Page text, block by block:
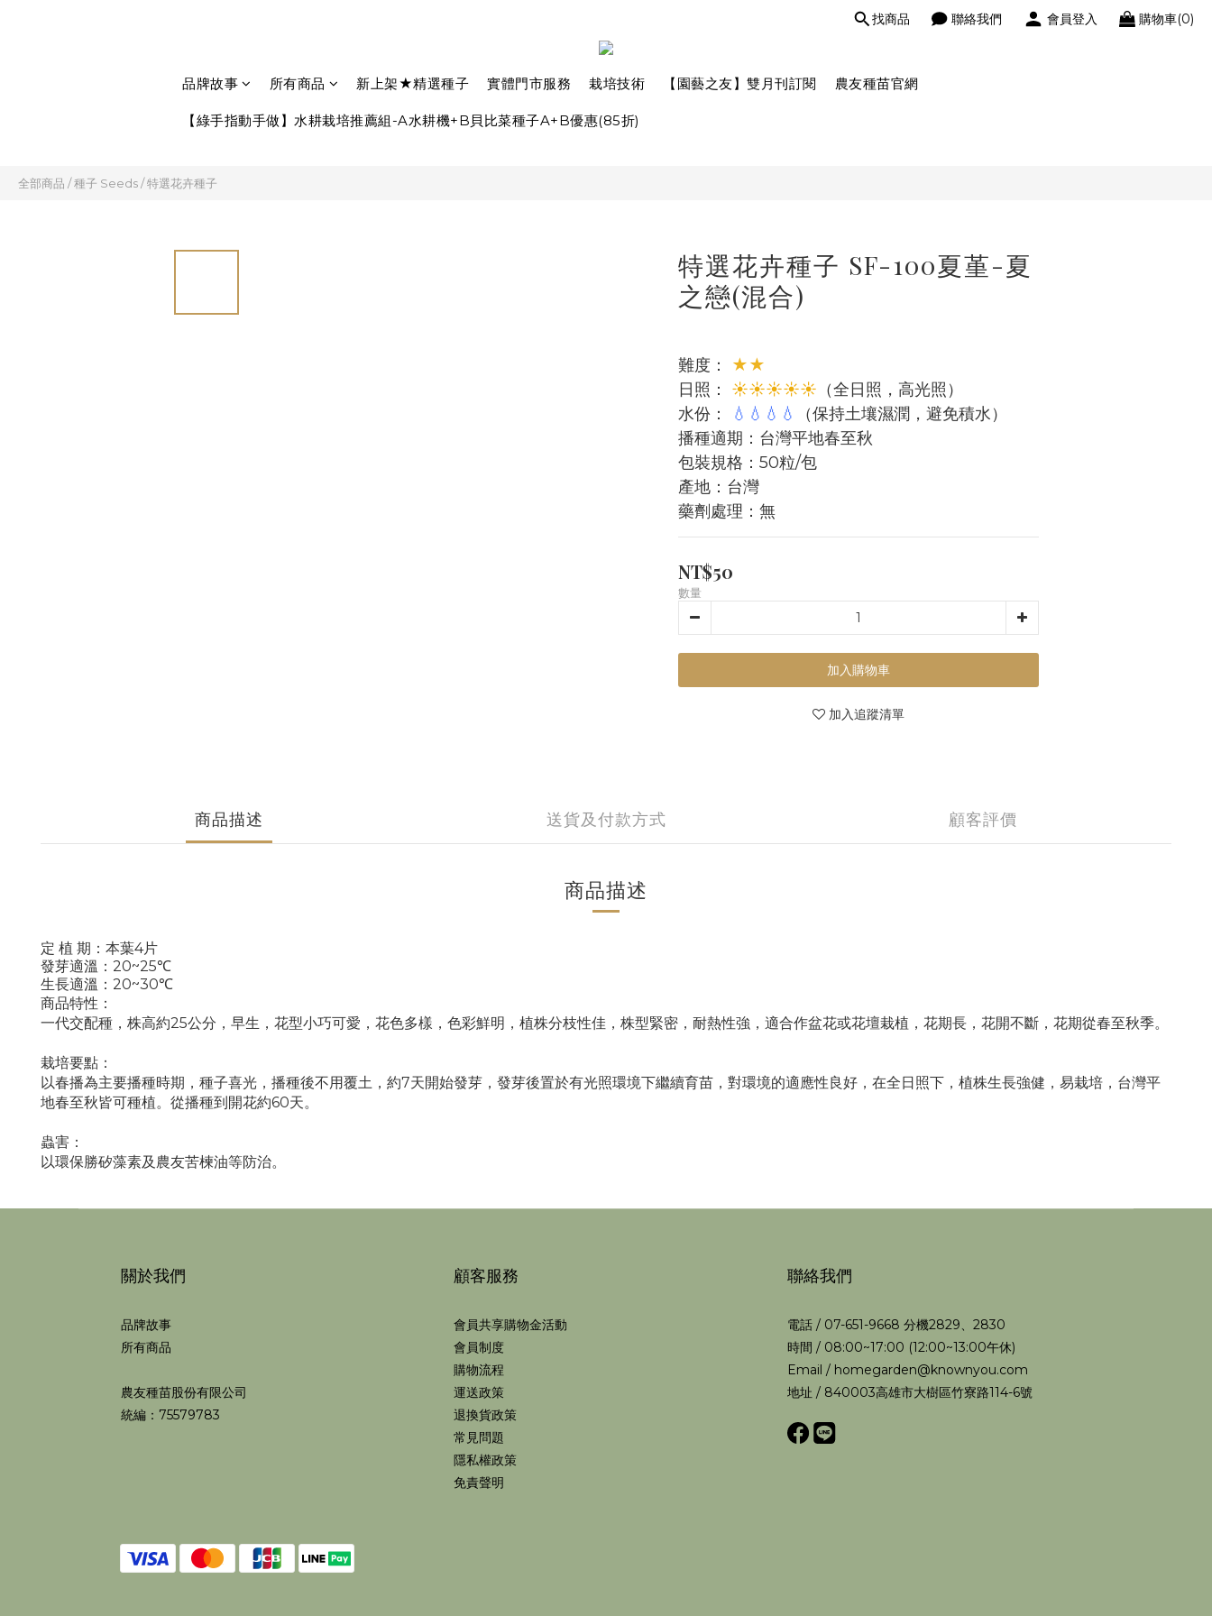
找商品 聯絡我們 會員登入 購物車(0)
品牌故事 所有商品 新上架★精選種子 實體門市服務 栽培技術 【園藝之友】雙月刊訂閱 農友種苗官網
【綠手指動手做】水耕栽培推薦組-A水耕機+B貝比菜種子A+B優惠(85折)
全部商品 /種子 Seeds/特選花卉種子
特選花卉種子 SF-100夏堇-夏
之戀(混合)
難度：
★★
日照： ☀☀☀☀☀ （全日照，高光照）
水份：
💧💧💧💧
（保持土壤濕潤，避免積水）
播種適期：台灣平地春至秋
包裝規格：50粒/包
產地：台灣
藥劑處理：無
NT$50
數量
加入購物車
加入追蹤清單
商品描述 送貨及付款方式 顧客評價
商品描述
定 植 期：本葉4片
發芽適溫： 20~25℃
生長適溫： 20~30℃
商品特性：
一代交配種，株高約25公分，早生，花型小巧可愛，花色多樣，色彩鮮明，植株分枝性佳，株型緊密，耐熱性強，適合作盆花或花壇栽植，花期長，花開不斷，花期從春至秋季。
栽培要點：
以春播為主要播種時期，種子喜光，播種後不用覆土，約7天開始發芽，發芽後置於有光照環境下繼續育苗，對環境的適應性良好，在全日照下，植株生長強健，易栽培，台灣平
地春至秋皆可種植。從播種到開花約60天。
蟲害：
以環保勝矽藻素及農友苦楝油等防治。
關於我們
品牌故事
所有商品
農友種苗股份有限公司
統編：75579783
顧客服務
會員共享購物金活動
會員制度
購物流程
運送政策
退換貨政策
常見問題
隱私權政策
免責聲明
聯絡我們
電話 / 07-651-9668 分機2829、2830
時間 / 08:00~17:00 (12:00~13:00午休)
Email / homegarden@knownyou.com
地址 / 840003高雄市大樹區竹寮路114-6號